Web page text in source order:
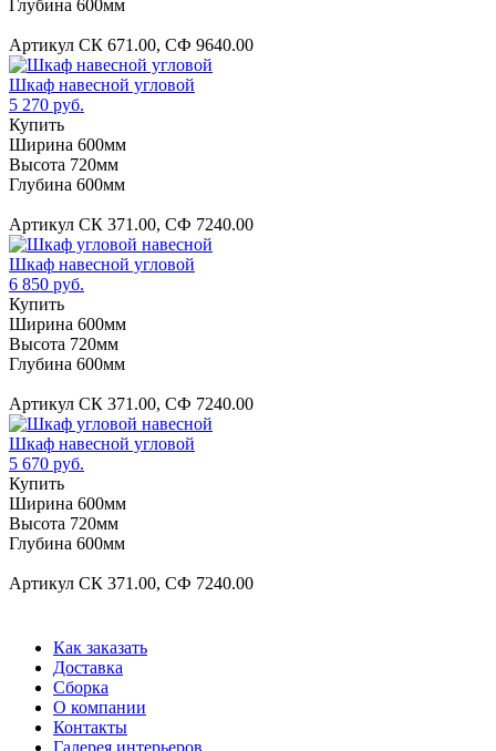
Глубина 600мм
Артикул СК 671.00, СФ 9640.00
Шкаф навесной угловой
5 270 руб.
Купить
Ширина 600мм
Высота 720мм
Глубина 600мм
Артикул СК 371.00, СФ 7240.00
Шкаф навесной угловой
6 850 руб.
Купить
Ширина 600мм
Высота 720мм
Глубина 600мм
Артикул СК 371.00, СФ 7240.00
Шкаф навесной угловой
5 670 руб.
Купить
Ширина 600мм
Высота 720мм
Глубина 600мм
Артикул СК 371.00, СФ 7240.00
Как заказать
Доставка
Сборка
О компании
Контакты
Галерея интерьеров